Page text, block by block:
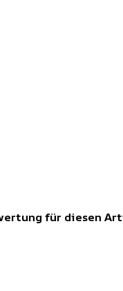
für diesen